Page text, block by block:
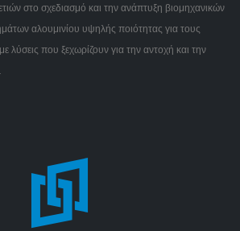
στο σχεδιασμό και την ανάπτυξη βιομηχανικών
αλουμινίου υψηλής ποιότητας για τους
λύσεις που ξεχωρίζουν για την αντοχή και την